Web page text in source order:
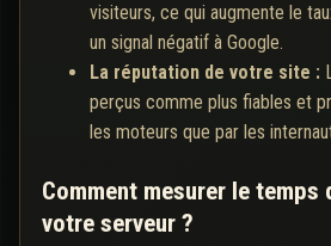
visiteurs, ce qui augmente le
un signal négatif à Google.
La réputation de votre site :
perçus comme plus fiables et
les moteurs que par les
Comment mesurer le temps
votre serveur ?